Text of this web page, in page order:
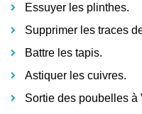
Essuyer les plinthes.
Supprimer les traces
Battre les tapis.
Astiquer les cuivres.
Sortie des poubelles à